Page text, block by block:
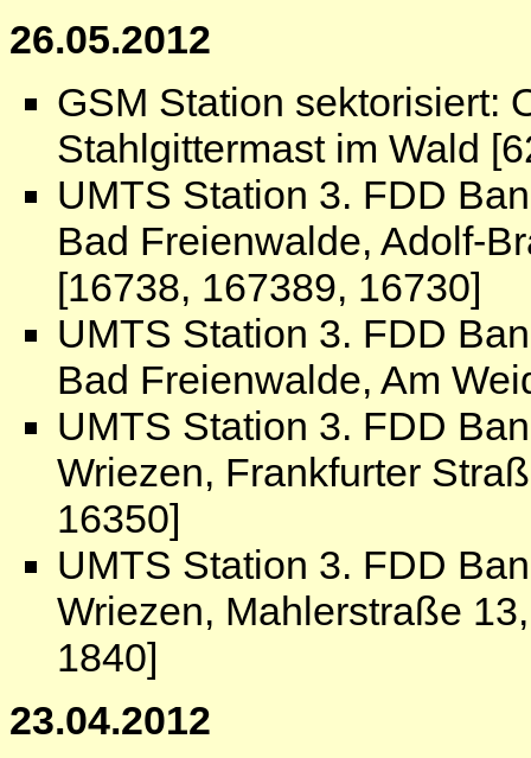
26.05.2012
GSM Station sektorisiert:
Stahlgittermast im Wald
UMTS Station 3. FDD
Bad Freienwalde, Adolf-
[16738, 167389, 16730]
UMTS Station 3. FDD
Bad Freienwalde, Am
UMTS Station 3. FDD
Wriezen, Frankfurter
16350]
UMTS Station 3. FDD
Wriezen, Mahlerstraße
1840]
23.04.2012